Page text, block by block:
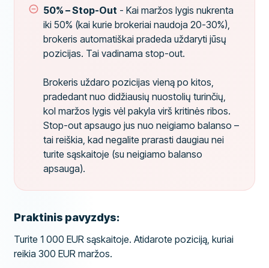
50% – Stop-Out - Kai maržos lygis nukrenta
iki 50% (kai kurie brokeriai naudoja 20-30%),
brokeris automatiškai pradeda uždaryti jūsų
pozicijas. Tai vadinama stop-out.
Brokeris uždaro pozicijas vieną po kitos,
pradedant nuo didžiausių nuostolių turinčių,
kol maržos lygis vėl pakyla virš kritinės ribos.
Stop-out apsaugo jus nuo neigiamo balanso –
tai reiškia, kad negalite prarasti daugiau nei
turite sąskaitoje (su neigiamo balanso
apsauga).
Praktinis pavyzdys:
Turite 1 000 EUR sąskaitoje. Atidarote poziciją, kuriai
reikia 300 EUR maržos.